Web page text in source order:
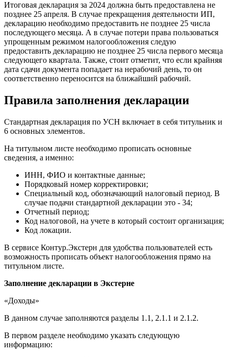
Итоговая декларация за 2024 должна быть предоставлена не
позднее 25 апреля. В случае прекращения деятельности ИП,
декларацию необходимо предоставить не позднее 25 числа
последующего месяца. А в случае потери права пользоваться
упрощенным режимом налогообложения следую
предоставить декларацию не позднее 25 числа первого месяца
следующего квартала. Также, стоит отметит, что если крайняя
дата сдачи документа попадает на нерабочий день, то он
соответственно переносится на ближайший рабочий.
Правила заполнения декларации
Стандартная декларация по УСН включает в себя титульник и
6 основных элементов.
На титульном листе необходимо прописать основные
сведения, а именно:
ИНН, ФИО и контактные данные;
Порядковый номер корректировки;
Специальный код, обозначающий налоговый период. В
случае подачи стандартной декларации это - 34;
Отчетный период;
Код налоговой, на учете в который состоит организация;
Код локации.
В сервисе Контур.Экстерн для удобства пользователей есть
возможность прописать объект налогообложения прямо на
титульном листе.
Заполнение декларации в Экстерне
«Доходы»
В данном случае заполняются разделы 1.1, 2.1.1 и 2.1.2.
В первом разделе необходимо указать следующую
информацию: